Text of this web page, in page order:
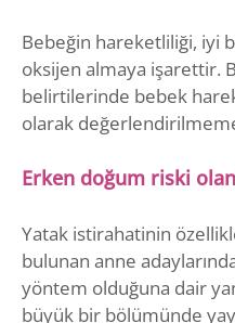
Bebeğin hareketliliği, iyi
oksijen almaya işarettir.
belirtilerinde bebek
olarak
Erken doğum riski
Yatak istirahatinin
bulunan anne
yöntem olduğuna dair
büyük bir bölümünde